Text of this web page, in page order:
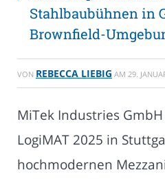
Stahlbaubühnen in
Brownfield-
VON REBECCA LIEBIG AM 29.
MiTek Industries
LogiMAT 2025 in
hochmodernen